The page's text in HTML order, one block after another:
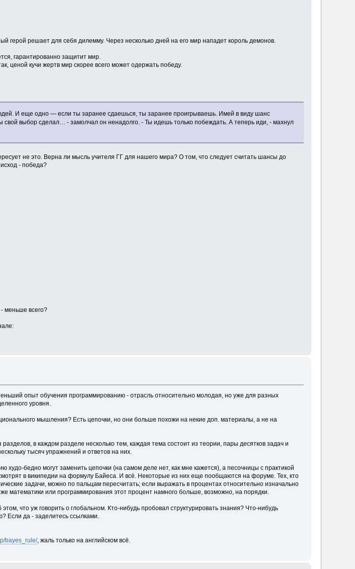
решает для себя дилемму. Через несколько дней на его мир нападет король демонов.
гарантированно защитит мир.
ценой кучи жертв мир скорее всего может одержать победу.
И еще одно — если ты заранее сдаешься, ты заранее проигрываешь. Имей в виду шанс
выбор сделал… - замолчал он ненадолго. - Ты идешь только побеждать. А теперь иди, - махнул
не это. Верна ли мысль учителя ГГ для нашего мира? О том, что следует считать шансы до
- победа?
- меньше всего?
опыт обучения программированию - отрасль относительно молодая, но уже для разных
уровня.
мышления? Есть цепочки, но они больше похожи на некие доп. материалы, а не на
в каждом разделе несколько тем, каждая тема состоит из теории, пары десятков задач и
тысяч упражнений и ответов на них.
бедно могут заменить цепочки (на самом деле нет, как мне кажется), а песочницы с практикой
в википедии на формулу Байеса. И всё. Некоторые из них еще пообщаются на форуме. Тех, кто
задачи, можно по пальцам пересчитать; если выражать в процентах относительно изначально
математики или программирования этот процент намного больше, возможно, на порядки.
что уж говорить о глобальном. Кто-нибудь пробовал структурировать знания? Что-нибудь
Если да - заделитесь ссылками.
bayes_rule/, жаль только на английском всё.